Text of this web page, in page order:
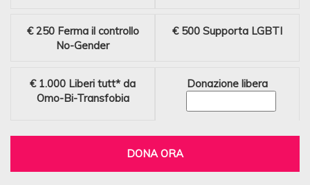
€ 250 Ferma il controllo
No-Gender
€ 500 Supporta LGBTI
€ 1.000 Liberi tutt* da
Omo-Bi-Transfobia
Donazione libera
DONA ORA